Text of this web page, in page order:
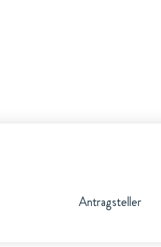
Antragsteller